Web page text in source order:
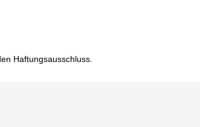
Haftungsausschluss.